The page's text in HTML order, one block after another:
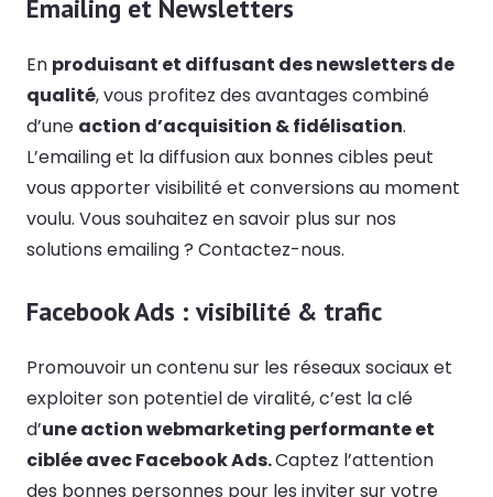
Emailing et Newsletters
En produisant et diffusant des newsletters de
qualité, vous profitez des avantages combiné
d’une action d’acquisition & fidélisation.
L’emailing et la diffusion aux bonnes cibles peut
vous apporter visibilité et conversions au moment
voulu. Vous souhaitez en savoir plus sur nos
solutions emailing ? Contactez-nous.
Facebook Ads : visibilité & trafic
Promouvoir un contenu sur les réseaux sociaux et
exploiter son potentiel de viralité, c’est la clé
d’une action webmarketing performante et
ciblée avec Facebook Ads.Captez l’attention
des bonnes personnes pour les inviter sur votre